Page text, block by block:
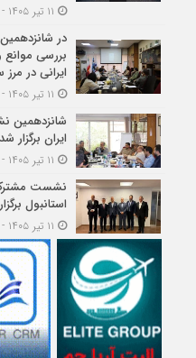
در
بررسی موانع
ایرانی در مرز
شانزدهمین
ایران برگزار شد
نشست مشترک
استانبول